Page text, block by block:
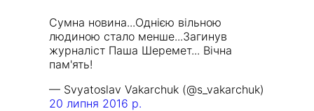
Сумна новина...Однією вільною
людиною стало менше...Загинув
журналіст Паша Шеремет... Вічна
пам'ять!
— Svyatoslav Vakarchuk (@s_vakarchuk)
20 липня 2016 р.